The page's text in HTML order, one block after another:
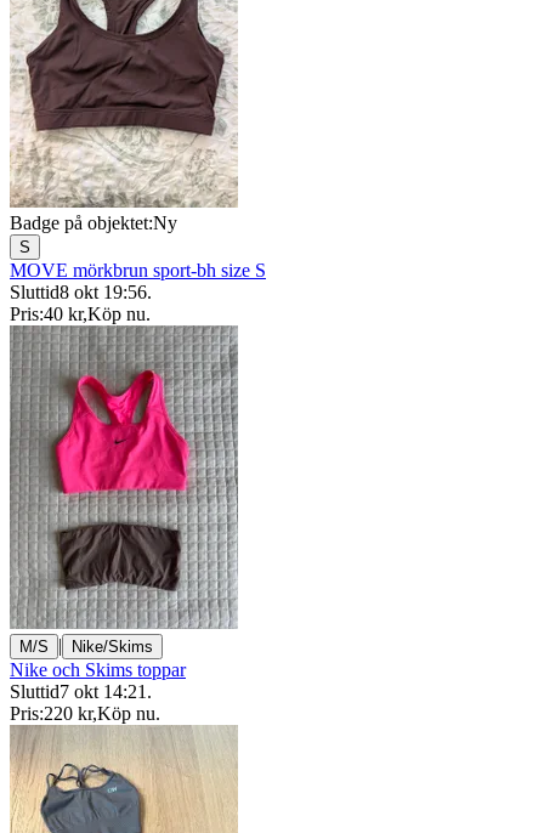
Badge på objektet:Ny
S
MOVE mörkbrun sport-bh size S
Sluttid8 okt 19:56.
Pris:40 kr,Köp nu.
M/S | Nike/Skims
Nike och Skims toppar
Sluttid7 okt 14:21 .
Pris:220 kr,Köp nu.